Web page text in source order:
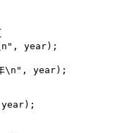
year);
\n", year);